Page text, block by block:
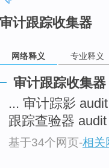
审计跟踪收集器
网络释义 专业释义
审计跟踪收集器
... 审计踪影 audit
跟踪查验器
基于34个网页-相关